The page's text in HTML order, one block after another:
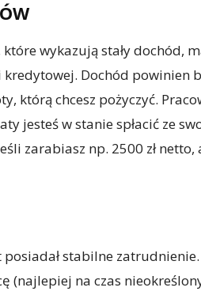
wykazują stały dochód,
Dochód powinien
którą chcesz pożyczyć.
jesteś w stanie spłacić ze
zarabiasz np. 2500 zł
stabilne
(najlepiej na czas